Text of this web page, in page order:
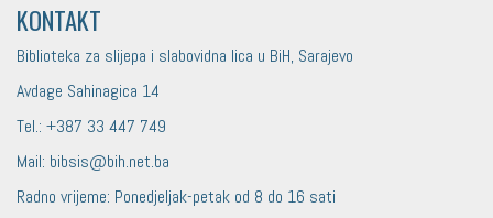
KONTAKT
Biblioteka za slijepa i slabovidna lica u BiH, Sarajevo
Avdage Sahinagica 14
Tel.: +387 33 447 749
Mail: bibsis@bih.net.ba
Radno vrijeme: Ponedjeljak-petak od 8 do 16 sati